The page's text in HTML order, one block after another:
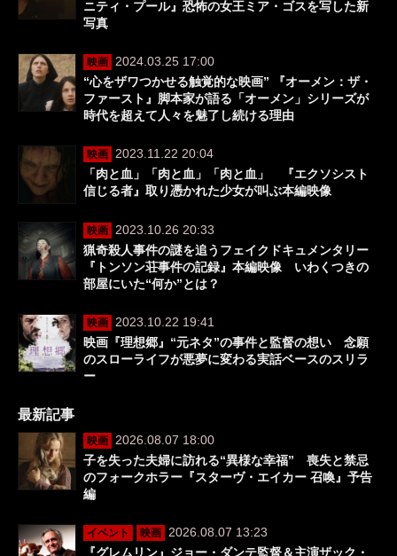
ニティ・プール』恐怖の女王ミア・ゴスを写した新
写真
映画
2024.03.25 17:00
“心をザワつかせる触覚的な映画” 『オーメン：ザ・
ファースト』脚本家が語る「オーメン」シリーズが
時代を超えて人々を魅了し続ける理由
映画
2023.11.22 20:04
「肉と血」「肉と血」「肉と血」 『エクソシスト
信じる者』取り憑かれた少女が叫ぶ本編映像
映画
2023.10.26 20:33
猟奇殺人事件の謎を追うフェイクドキュメンタリー
『トンソン荘事件の記録』本編映像 いわくつきの
部屋にいた“何か”とは？
映画
2023.10.22 19:41
映画『理想郷』“元ネタ”の事件と監督の想い 念願
のスローライフが悪夢に変わる実話ベースのスリラ
ー
最新記事
映画
2026.08.07 18:00
子を失った夫婦に訪れる“異様な幸福” 喪失と禁忌
のフォークホラー『スターヴ・エイカー 召喚』予告
編
イベント 映画
2026.08.07 13:23
『グレムリン』ジョー・ダンテ監督＆主演ザック・